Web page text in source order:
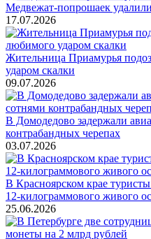
Медвежат-попрошаек
17.07.2026
Жительница Приамурья
ударом скалки
09.07.2026
В Домодедово задержали
контрабандных черепах
03.07.2026
В Красноярском крае
12-килограммового живого
25.06.2026